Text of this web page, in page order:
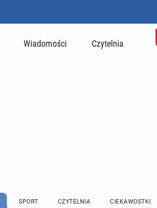
Wiadomości Czytelnia
SPORT CZYTELNIA CIEKAWOSTKI